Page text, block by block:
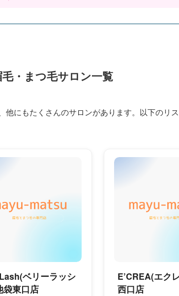
・まつ毛サロン一覧
他にもたくさんのサロンがあります。以下のリ
ベリーラッシ
袋東口店
E’CREA(エク
西口店